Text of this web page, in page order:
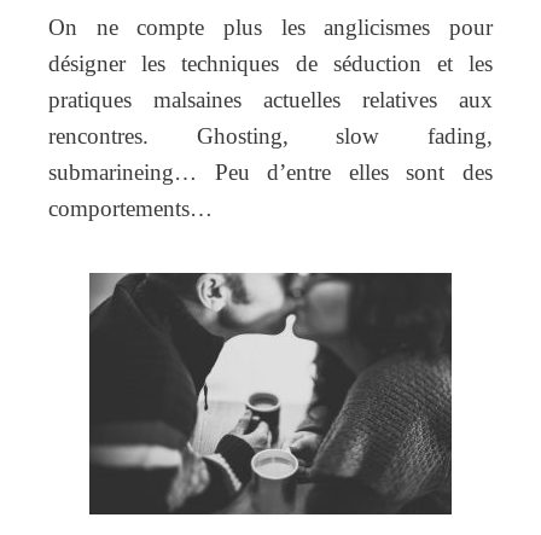
On ne compte plus les anglicismes pour
désigner les techniques de séduction et les
pratiques malsaines actuelles relatives aux
rencontres. Ghosting, slow fading,
submarineing… Peu d’entre elles sont des
comportements…